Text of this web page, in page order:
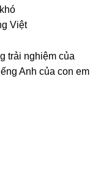
Việt
trải nghiệm của
Anh của con em